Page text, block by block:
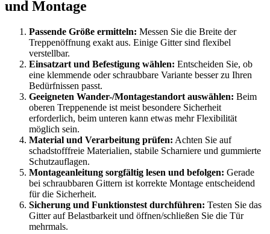
und Montage
Passende Größe ermitteln: Messen Sie die Breite der
Treppenöffnung exakt aus. Einige Gitter sind flexibel
verstellbar.
Einsatzart und Befestigung wählen: Entscheiden Sie, ob
eine klemmende oder schraubbare Variante besser zu Ihren
Bedürfnissen passt.
Geeigneten Wander-/Montagestandort auswählen: Beim
oberen Treppenende ist meist besondere Sicherheit
erforderlich, beim unteren kann etwas mehr Flexibilität
möglich sein.
Material und Verarbeitung prüfen: Achten Sie auf
schadstofffreie Materialien, stabile Scharniere und gummierte
Schutzauflagen.
Montageanleitung sorgfältig lesen und befolgen: Gerade
bei schraubbaren Gittern ist korrekte Montage entscheidend
für die Sicherheit.
Sicherung und Funktionstest durchführen: Testen Sie das
Gitter auf Belastbarkeit und öffnen/schließen Sie die Tür
mehrmals.